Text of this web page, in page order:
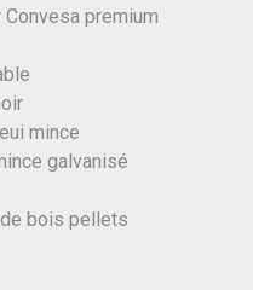
premium
mince
galvanisé
bois pellets